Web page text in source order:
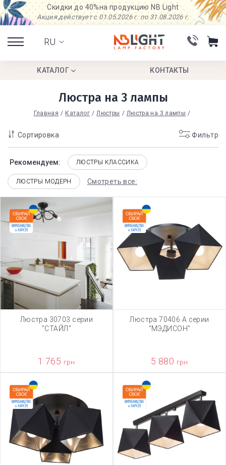
Скидки до 40%на продукцию NB Light
Акция действует с 01.05.2026 г. по 31.08.2026 г.
RU
КАТАЛОГ КОНТАКТЫ
Люстра на 3 лампы
Главная Каталог Люстры Люстра на 3 лампы
Сортировка Фильтр
Рекомендуем: ЛЮСТРЫ КЛАССИКА
ЛЮСТРЫ МОДЕРН Смотреть все:
Люстра 30703 серии
"СТАЙЛ"
1 765 грн
Люстра 70406 А серии
"МЭДИСОН"
5 880 грн